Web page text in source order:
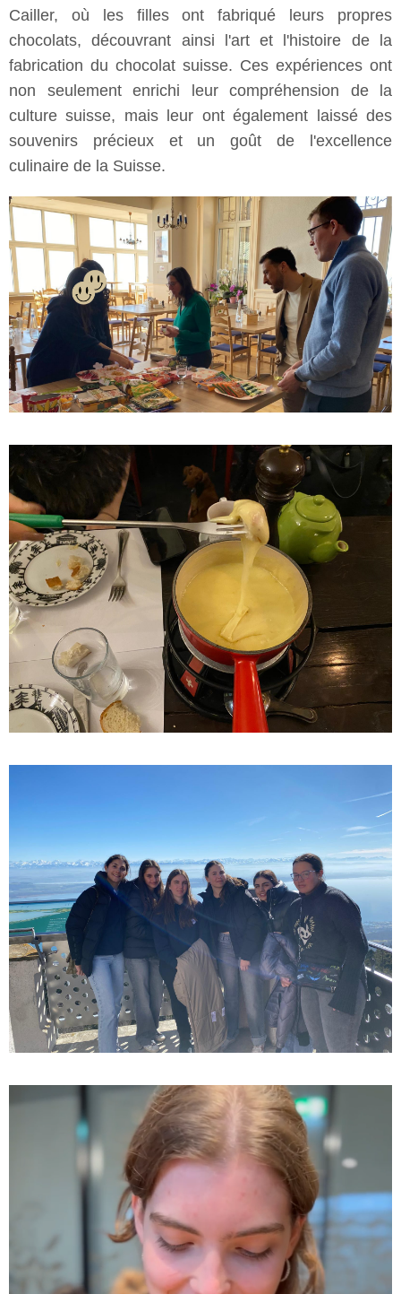
Cailler, où les filles ont fabriqué leurs propres
chocolats, découvrant ainsi l'art et l'histoire de la
fabrication du chocolat suisse. Ces expériences ont
non seulement enrichi leur compréhension de la
culture suisse, mais leur ont également laissé des
souvenirs précieux et un goût de l'excellence
culinaire de la Suisse.